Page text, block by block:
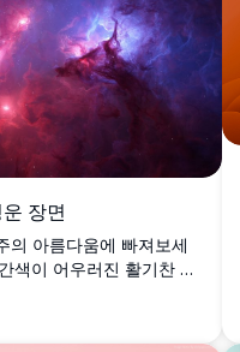
장면
의 아름다움에 빠져보세
색이 어우러진 활기찬 성
배경으로 완벽하며, 복
호가와 배경화면 수집가